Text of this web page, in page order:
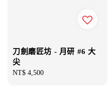
刀劍磨匠坊 - 月研 #6 大
尖
Regular
NT$ 4,500